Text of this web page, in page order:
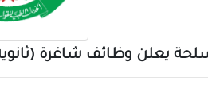
يعلن وظائف شاغرة